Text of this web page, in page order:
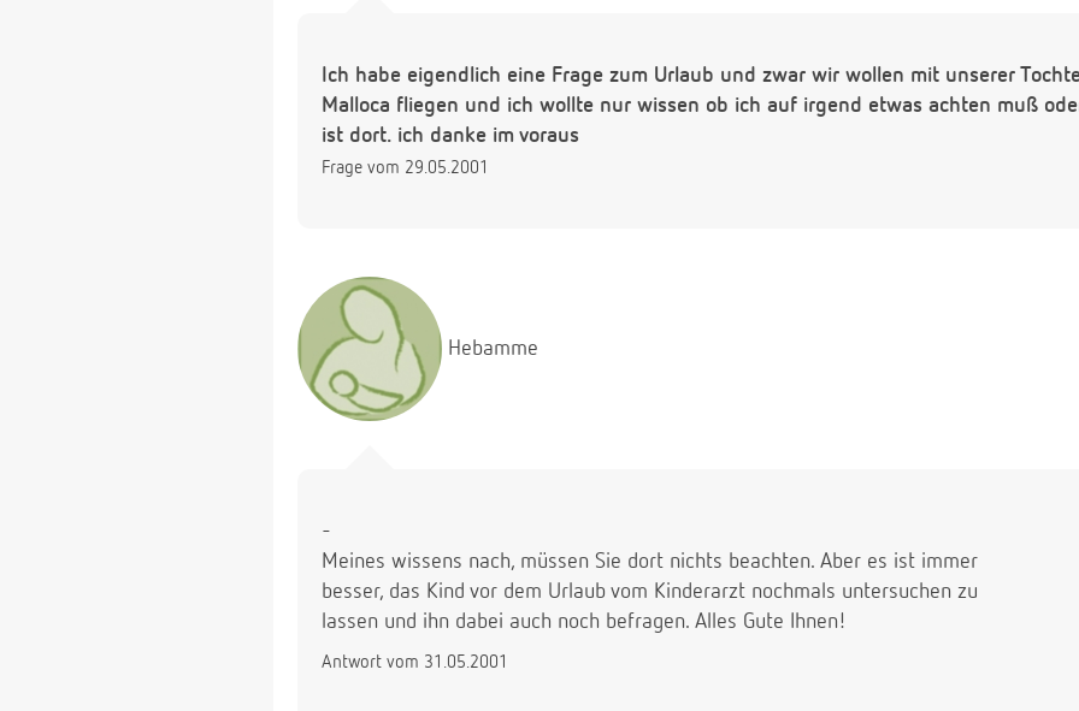
Ich habe eigendlich eine Frage zum Urlaub und zwar wir wollen mit unserer
Malloca fliegen und ich wollte nur wissen ob ich auf irgend etwas achten muß
ist dort. ich danke im voraus
Frage vom 29.05.2001
Hebamme
-
Meines wissens nach, müssen Sie dort nichts beachten. Aber es ist immer
besser, das Kind vor dem Urlaub vom Kinderarzt nochmals untersuchen zu
lassen und ihn dabei auch noch befragen. Alles Gute Ihnen!
Antwort vom 31.05.2001